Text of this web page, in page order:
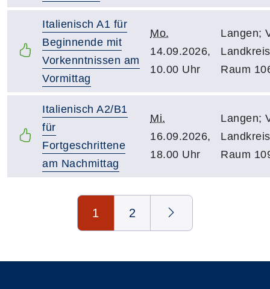
Italienisch A1 für
Beginnende mit
Vorkenntnissen am
Vormittag
Mo.
14.09.2026,
10.00 Uhr
Langen;
Raum
Italienisch A2/B1
für
Fortgeschrittene
am Nachmittag
Mi.
16.09.2026,
18.00 Uhr
Langen;
Raum
1 2